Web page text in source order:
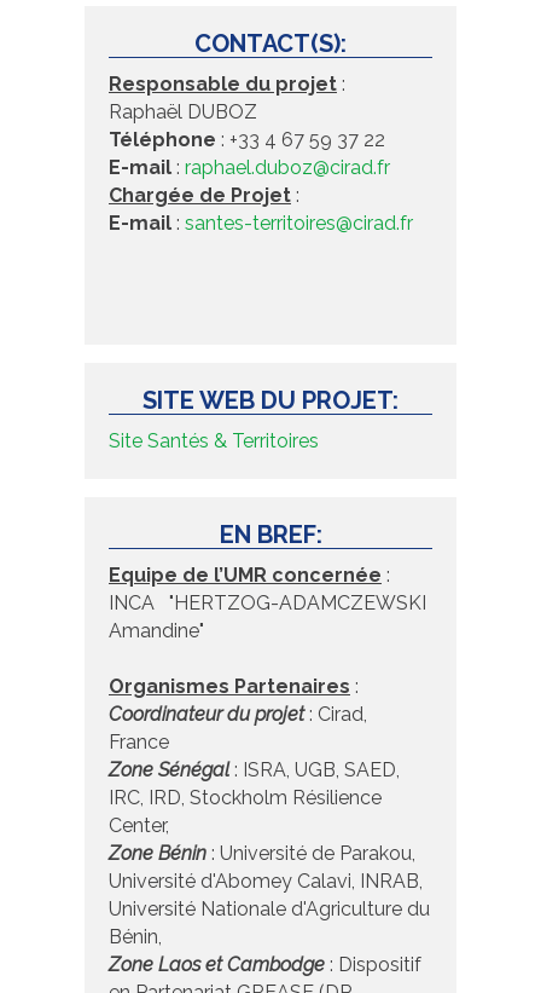
CONTACT(S):
Responsable du projet :
Raphaël DUBOZ
Téléphone : +33 4 67 59 37 22
E-mail : raphael.duboz@cirad.fr
Chargée de Projet :
E-mail : santes-territoires@cirad.fr
SITE WEB DU PROJET:
Site Santés & Territoires
EN BREF:
Equipe de l’UMR concernée :
INCA "HERTZOG-ADAMCZEWSKI
Amandine"
Organismes Partenaires :
Coordinateur du projet: Cirad,
France
Zone Sénégal : ISRA, UGB, SAED,
IRC, IRD, Stockholm Résilience
Center,
Zone Bénin : Université de Parakou,
Université d'Abomey Calavi, INRAB,
Université Nationale d'Agriculture du
Bénin,
Zone Laos et Cambodge : Dispositif